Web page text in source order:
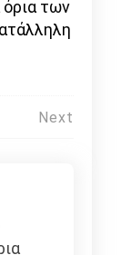
όρια των
Next